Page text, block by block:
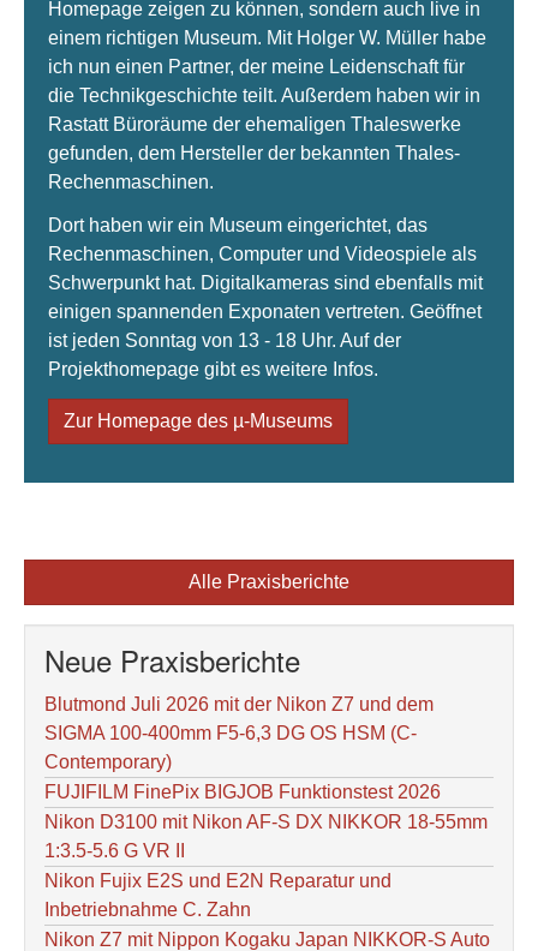
Homepage zeigen zu können, sondern auch live in
einem richtigen Museum. Mit Holger W. Müller habe
ich nun einen Partner, der meine Leidenschaft für
die Technikgeschichte teilt. Außerdem haben wir in
Rastatt Büroräume der ehemaligen Thaleswerke
gefunden, dem Hersteller der bekannten Thales-
Rechenmaschinen.
Dort haben wir ein Museum eingerichtet, das
Rechenmaschinen, Computer und Videospiele als
Schwerpunkt hat. Digitalkameras sind ebenfalls mit
einigen spannenden Exponaten vertreten. Geöffnet
ist jeden Sonntag von 13 - 18 Uhr. Auf der
Projekthomepage gibt es weitere Infos.
Zur Homepage des µ-Museums
Alle Praxisberichte
Neue Praxisberichte
Blutmond Juli 2026 mit der Nikon Z7 und dem
SIGMA 100-400mm F5-6,3 DG OS HSM (C-
Contemporary)
FUJIFILM FinePix BIGJOB Funktionstest 2026
Nikon D3100 mit Nikon AF-S DX NIKKOR 18-55mm
1:3.5-5.6 G VR II
Nikon Fujix E2S und E2N Reparatur und
Inbetriebnahme C. Zahn
Nikon Z7 mit Nippon Kogaku Japan NIKKOR-S Auto